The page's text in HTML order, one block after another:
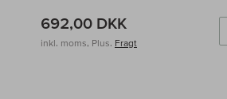
i kurv 692,00 DKK
inkl. moms, Plus. Fragt